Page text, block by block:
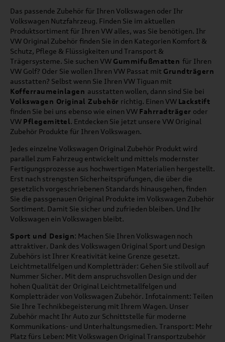
Das passende Zubehör für Ihren Volkswagen oder Ihr
Volkswagen Nutzfahrzeug. Finden Sie im aktuellen
Produktsortiment für Ihren VW alles, was Sie benötigen. Ihr
VW Original Zubehör finden Sie in den Kategorien Komfort &
Schutz, Pflege & Flüssigkeiten und Transport &
Trägersysteme. Sie suchen VW Gummifußmatten für Ihren
VW Golf? Oder Sie wollen Ihren VW Passat mit Grundträgern
ausstatten? Selbst wenn Sie Ihren VW Tiguan mit
Kofferraumeinlagen ausstatten wollen, dann sind Sie bei
Volkswagen Original Zubehör richtig. Einen VW Lackstift
finden Sie bei uns ebenso wie einen VW Fahrradträger oder
VW Pflegemittel. Entdecken Sie jetzt unsere VW Original
Zubehör Produkte für Ihren Volkswagen.
Jedes einzelne Volkswagen Original Zubehör Produkt wird
parallel zum Fahrzeug entwickelt und mittels modernster
Fertigungsprozesse aus hochwertigen Materialien hergestellt.
Erst nach strengsten Sicherheitsprüfungen, die über die
gesetzlich vorgeschriebenen Standards hinausgehen, finden
Sie die passgenauen Original Produkte im Volkswagen Zubehör
Sortiment. Damit Sie sicher und zufrieden bleiben. Und Ihr
Volkswagen ein Volkswagen bleibt.
Sport und Design: Machen Sie Ihren Volkswagen noch
attraktiver. Dank des Volkswagen Original Sport und Design
Zubehörs ist Ihrer Kreativität keine Grenze gesetzt.
Leichtmetallfelgen und Kompletträder: Gehen Sie stilvoll auf
Nummer Sicher. Mit dem anspruchsvollen Design und der
hohen Qualität der Original Leichtmetallfelgen und
Kompletträder von Volkswagen Zubehör. Infotainment: Teilen
Sie Ihre Technikbegeisterung mit Ihrem Wagen. Unser
Zubehör macht Ihr Auto zur Schnittstelle für moderne
Kommunikations- und Unterhaltungsmedien. Transport: Mehr
Platz fürs Leben: Mit Volkswagen Original Transportzubehör